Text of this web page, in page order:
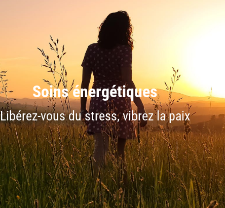
Soins énergétiques
Libérez-vous du stress, vibrez la paix